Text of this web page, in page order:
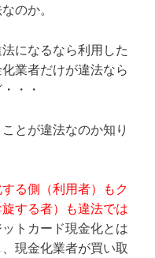
のか。
になるなら利用した
業者だけが違法なら
・・
とが違法なのか知り
る側（利用者）もク
する者）も違法では
トカード現金化とは
現金化業者が買い取